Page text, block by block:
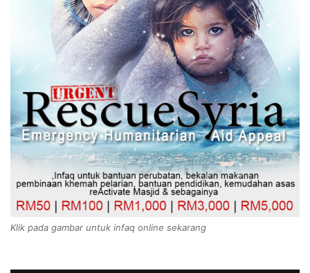
Klik pada gambar untuk infaq online sekarang